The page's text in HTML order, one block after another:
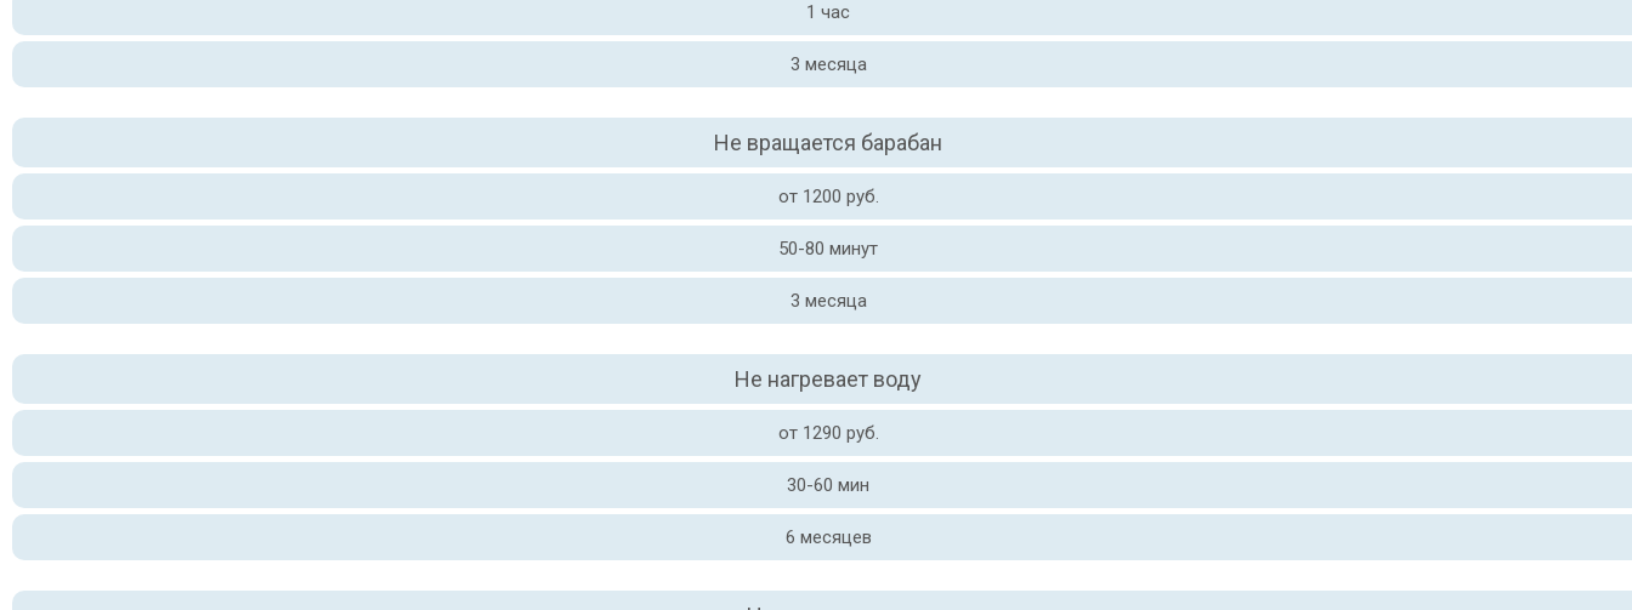
1 час
3 месяца
Не вращается барабан
от 1200 руб.
50-80 минут
3 месяца
Не нагревает воду
от 1290 руб.
30-60 мин
6 месяцев